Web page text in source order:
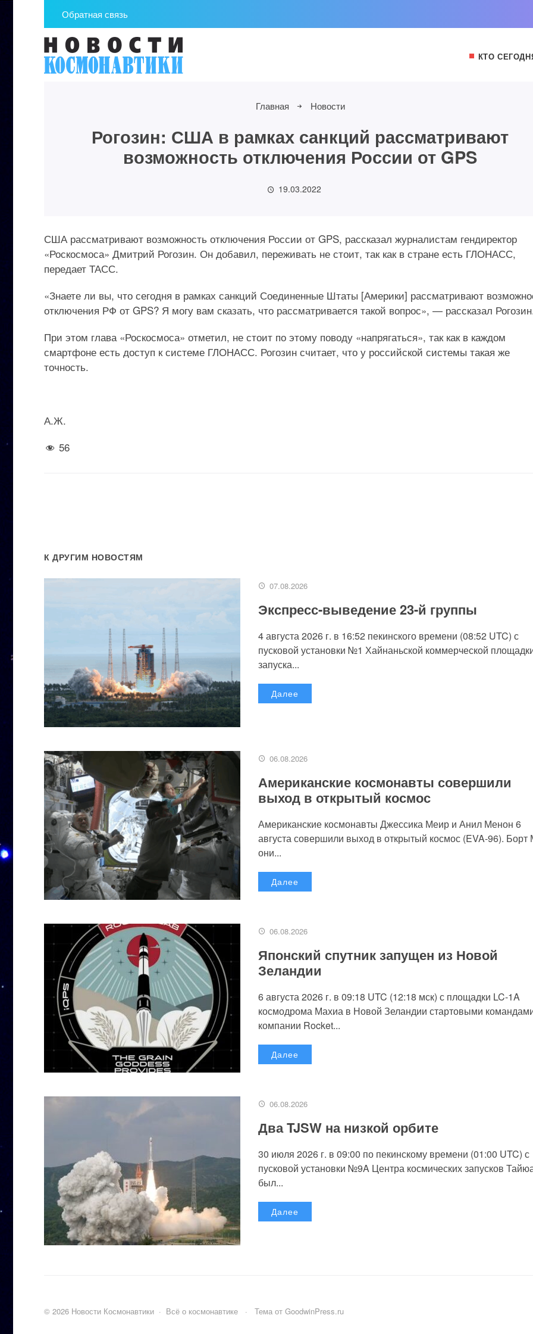
Обратная связь
КТО
Главная Новости
Рогозин: США в рамках санкций рассматривают
возможность отключения России от GPS
19.03.2022
США рассматривают возможность отключения России от GPS, рассказал журналистам гендиректор
«Роскосмоса» Дмитрий Рогозин. Он добавил, переживать не стоит, так как в стране есть ГЛОНАСС,
передает ТАСС.
«Знаете ли вы, что сегодня в рамках санкций Соединенные Штаты [Америки] рассматривают
отключения РФ от GPS? Я могу вам сказать, что рассматривается такой вопрос», — рассказал
При этом глава «Роскосмоса» отметил, не стоит по этому поводу «напрягаться», так как в каждом
смартфоне есть доступ к системе ГЛОНАСС. Рогозин считает, что у российской системы такая же
точность.
А.Ж.
56
К ДРУГИМ НОВОСТЯМ
07.08.2026
Экспресс-выведение 23-й группы
4 августа 2026 г. в 16:52 пекинского времени (08:52 UTC) с
пусковой установки №1 Хайнаньской коммерческой
запуска...
Далее
06.08.2026
Американские космонавты совершили
выход в открытый космос
Американские космонавты Джессика Меир и Анил Менон 6
августа совершили выход в открытый космос (EVA-96).
они...
Далее
06.08.2026
Японский спутник запущен из Новой
Зеландии
6 августа 2026 г. в 09:18 UTC (12:18 мск) с площадки LC-1A
космодрома Махиа в Новой Зеландии стартовыми
компании Rocket...
Далее
06.08.2026
Два TJSW на низкой орбите
30 июля 2026 г. в 09:00 по пекинскому времени (01:00 UTC) с
пусковой установки №9A Центра космических запусков
был...
Далее
© 2026 Новости Космонавтики · Всё о космонавтике · Тема от GoodwinPress.ru